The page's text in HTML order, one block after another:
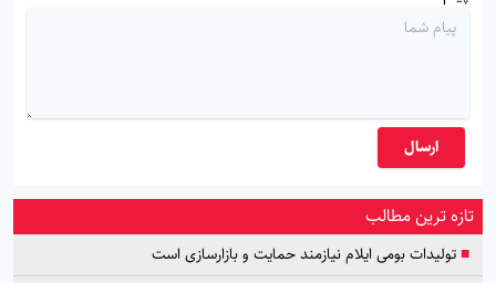
ارسال
تازه ترین مطالب
■تولیدات بومی ایلام نیازمند حمایت و بازارسازی است